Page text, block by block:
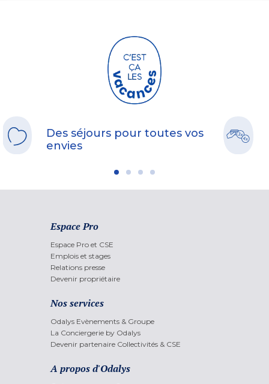
Des séjours pour toutes vos
envies
Espace Pro
Espace Pro et CSE
Emplois et stages
Relations presse
Devenir propriétaire
Nos services
Odalys Evènements & Groupe
La Conciergerie by Odalys
Devenir partenaire Collectivités & CSE
A propos d'Odalys